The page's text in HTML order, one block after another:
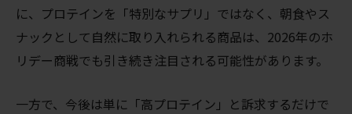
に、プロテインを「特別なサプリ」ではなく、朝食やス
ナックとして自然に取り入れられる商品は、2026年のホ
リデー商戦でも引き続き注目される可能性があります。
一方で、今後は単に「高プロテイン」と訴求するだけで